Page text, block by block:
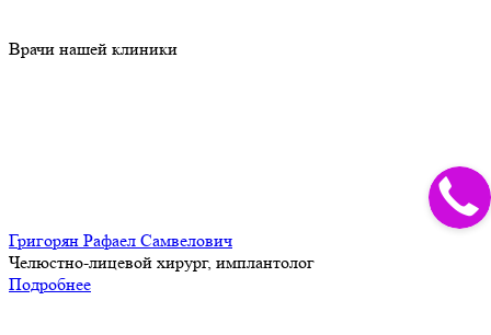
Врачи нашей клиники
Григорян Рафаел Самвелович
Челюстно-лицевой хирург, имплантолог
Подробнее